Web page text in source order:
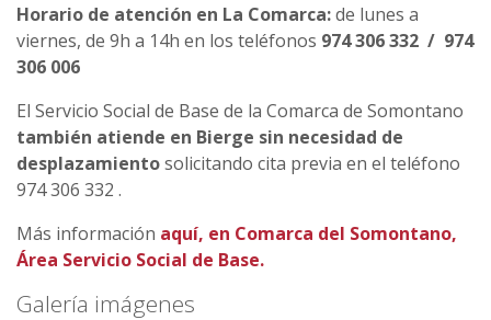
Horario de atención en La Comarca:de lunes a
viernes, de 9h a 14h en los teléfonos 974 306 332 / 974
306 006
El Servicio Social de Base de la Comarca de Somontano
también atiende en Bierge sin necesidad de
desplazamientosolicitando cita previa en el teléfono
974 306 332 .
Más información aquí, en Comarca del Somontano,
Área Servicio Social de Base.
Galería imágenes